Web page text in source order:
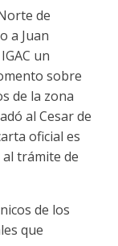
de
a Juan
un
sobre
de la zona
al Cesar de
oficial es
trámite de
de los
que